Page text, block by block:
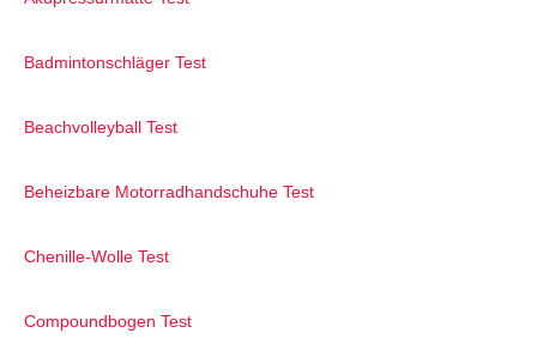
Badmintonschläger Test
Beachvolleyball Test
Beheizbare Motorradhandschuhe Test
Chenille-Wolle Test
Compoundbogen Test